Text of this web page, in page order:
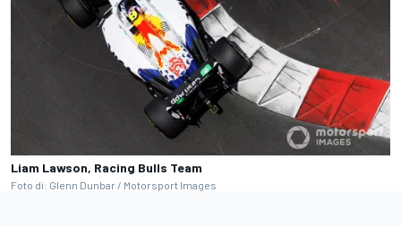
Liam Lawson, Racing Bulls Team
Foto di: Glenn Dunbar / Motorsport Images